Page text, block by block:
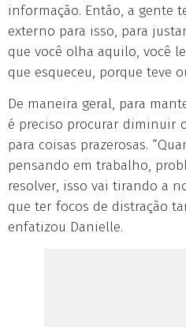
informação. Então, a gente
externo para isso, para
que você olha aquilo, você
que esqueceu, porque teve
De maneira geral, para
é preciso procurar diminuir
para coisas prazerosas.
pensando em trabalho,
resolver, isso vai tirando a
que ter focos de distração
enfatizou Danielle.